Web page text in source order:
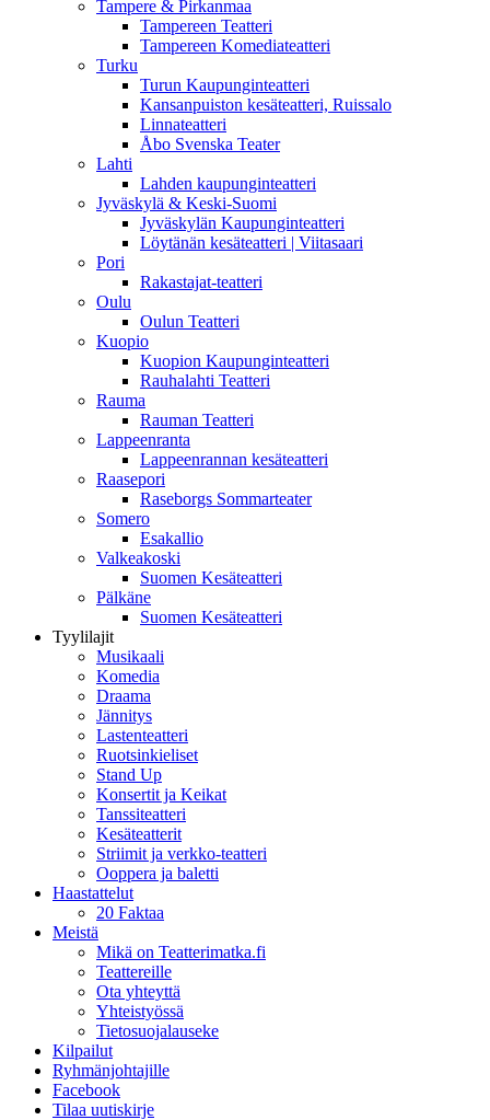
Tampere & Pirkanmaa
Tampereen Teatteri
Tampereen Komediateatteri
Turku
Turun Kaupunginteatteri
Kansanpuiston kesäteatteri, Ruissalo
Linnateatteri
Åbo Svenska Teater
Lahti
Lahden kaupunginteatteri
Jyväskylä & Keski-Suomi
Jyväskylän Kaupunginteatteri
Löytänän kesäteatteri | Viitasaari
Pori
Rakastajat-teatteri
Oulu
Oulun Teatteri
Kuopio
Kuopion Kaupunginteatteri
Rauhalahti Teatteri
Rauma
Rauman Teatteri
Lappeenranta
Lappeenrannan kesäteatteri
Raasepori
Raseborgs Sommarteater
Somero
Esakallio
Valkeakoski
Suomen Kesäteatteri
Pälkäne
Suomen Kesäteatteri
Tyylilajit
Musikaali
Komedia
Draama
Jännitys
Lastenteatteri
Ruotsinkieliset
Stand Up
Konsertit ja Keikat
Tanssiteatteri
Kesäteatterit
Striimit ja verkko-teatteri
Ooppera ja baletti
Haastattelut
20 Faktaa
Meistä
Mikä on Teatterimatka.fi
Teattereille
Ota yhteyttä
Yhteistyössä
Tietosuojalauseke
Kilpailut
Ryhmänjohtajille
Facebook
Tilaa uutiskirje